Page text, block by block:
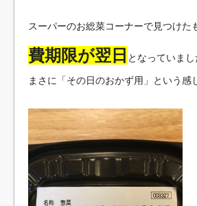
スーパーのお総菜コーナーで見つけた
費期限が翌日 となっていまし
まさに「その日のおかず用」という感